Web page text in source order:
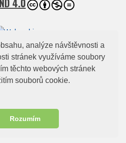
analýze návštěvnosti a
stránek využíváme soubory
těchto webových stránek
souborů cookie.
Rozumím
4.0
asociace České
140 00, Praha 4, e-mail:
systém -